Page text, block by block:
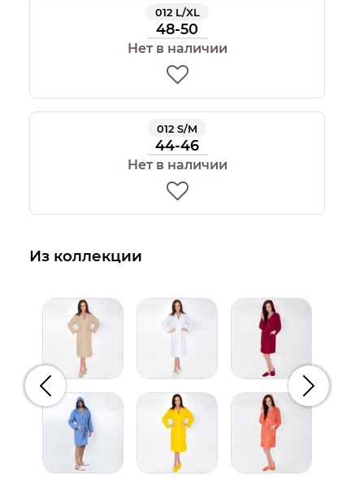
012 L/XL
48-50
Нет в наличии
012 S/M
44-46
Нет в наличии
Из коллекции
Предыдущий